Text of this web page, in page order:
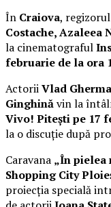
În Craiova, regizorul
Costache, Azaleea
la cinematograful
februarie de la ora
ActoriiVlad
Ginghinăvin la
Vivo! Pitești pe 17
la o discuție după
Caravana „În pielea
Shopping City
proiecția specială